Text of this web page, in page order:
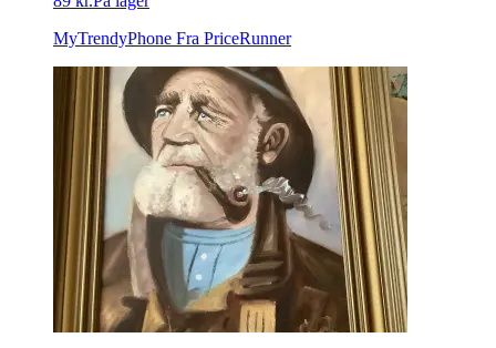
MyTrendyPhone Fra PriceRunner